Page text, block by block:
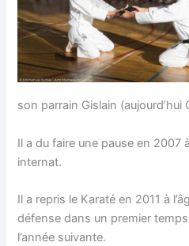
son parrain Gislain (aujourd’hui
Il a du faire une pause en 2007
internat.
Il a repris le Karaté en 2011 à
défense dans un premier
l’année suivante.